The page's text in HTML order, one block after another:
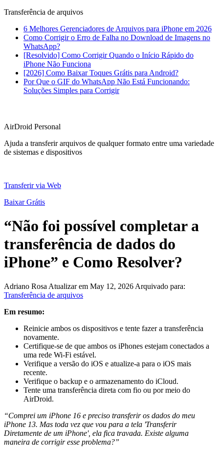
Transferência de arquivos
6 Melhores Gerenciadores de Arquivos para iPhone em 2026
Como Corrigir o Erro de Falha no Download de Imagens no
WhatsApp?
[Resolvido] Como Corrigir Quando o Início Rápido do
iPhone Não Funciona
[2026] Como Baixar Toques Grátis para Android?
Por Que o GIF do WhatsApp Não Está Funcionando:
Soluções Simples para Corrigir
AirDroid Personal
Ajuda a transferir arquivos de qualquer formato entre uma variedade
de sistemas e dispositivos
Transferir via Web
Baixar Grátis
“Não foi possível completar a
transferência de dados do
iPhone” e Como Resolver?
Adriano Rosa Atualizar em May 12, 2026 Arquivado para:
Transferência de arquivos
Em resumo:
Reinicie ambos os dispositivos e tente fazer a transferência
novamente.
Certifique-se de que ambos os iPhones estejam conectados a
uma rede Wi-Fi estável.
Verifique a versão do iOS e atualize-a para o iOS mais
recente.
Verifique o backup e o armazenamento do iCloud.
Tente uma transferência direta com fio ou por meio do
AirDroid.
“Comprei um iPhone 16 e preciso transferir os dados do meu
iPhone 13. Mas toda vez que vou para a tela 'Transferir
Diretamente de um iPhone', ela fica travada. Existe alguma
maneira de corrigir esse problema?”